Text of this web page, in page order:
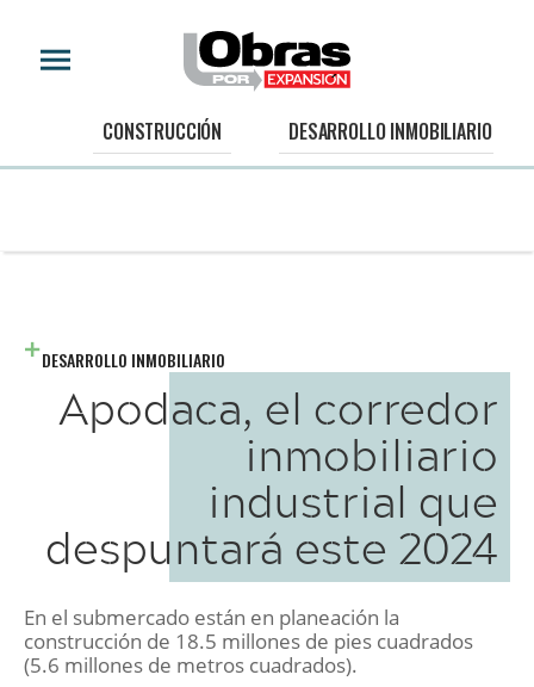
CONSTRUCCIÓN DESARROLLO INMOBILIARIO
DESARROLLO INMOBILIARIO
Apodaca, el corredor
inmobiliario
industrial que
despuntará este 2024
En el submercado están en planeación la
construcción de 18.5 millones de pies cuadrados
(5.6 millones de metros cuadrados).